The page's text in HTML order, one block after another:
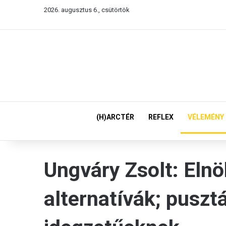
2026. augusztus 6., csütörtök
(H)ARCTÉR REFLEX VÉLEMÉNY
Ungváry Zsolt:
alternatívák;